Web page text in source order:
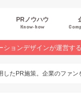
PRノウハウ
Know‐how
広報スキルUP
商品・サービスPR
デジタルPR
PRトレンド
イベントPR
業界コラム
オンラインセミナーレ
ションデザインが運営す
したPR施策。企業のファ